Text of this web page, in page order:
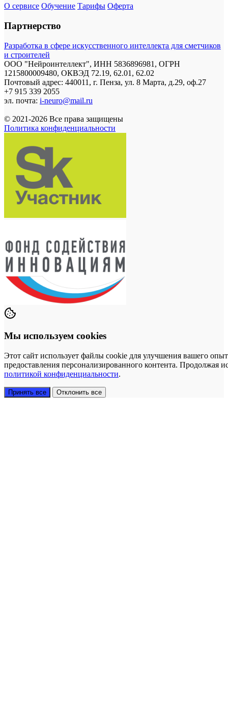
О сервисе Обучение Тарифы Оферта
Партнерство
Разработка в сфере искусственного интеллекта для сметчиков
и строителей
ООО "Нейроинтеллект", ИНН 5836896981, ОГРН
1215800009480, ОКВЭД 72.19, 62.01, 62.02
Почтовый адрес: 440011, г. Пенза, ул. 8 Марта, д.29, оф.27
+7 915 339 2055
эл. почта: i-neuro@mail.ru
© 2021-2026 Все права защищены
Политика конфиденциальности
Мы используем cookies
Этот сайт использует файлы cookie для улучшения вашего
предоставления персонализированного контента. Продолжая
политикой конфиденциальности.
Принять все Отклонить все